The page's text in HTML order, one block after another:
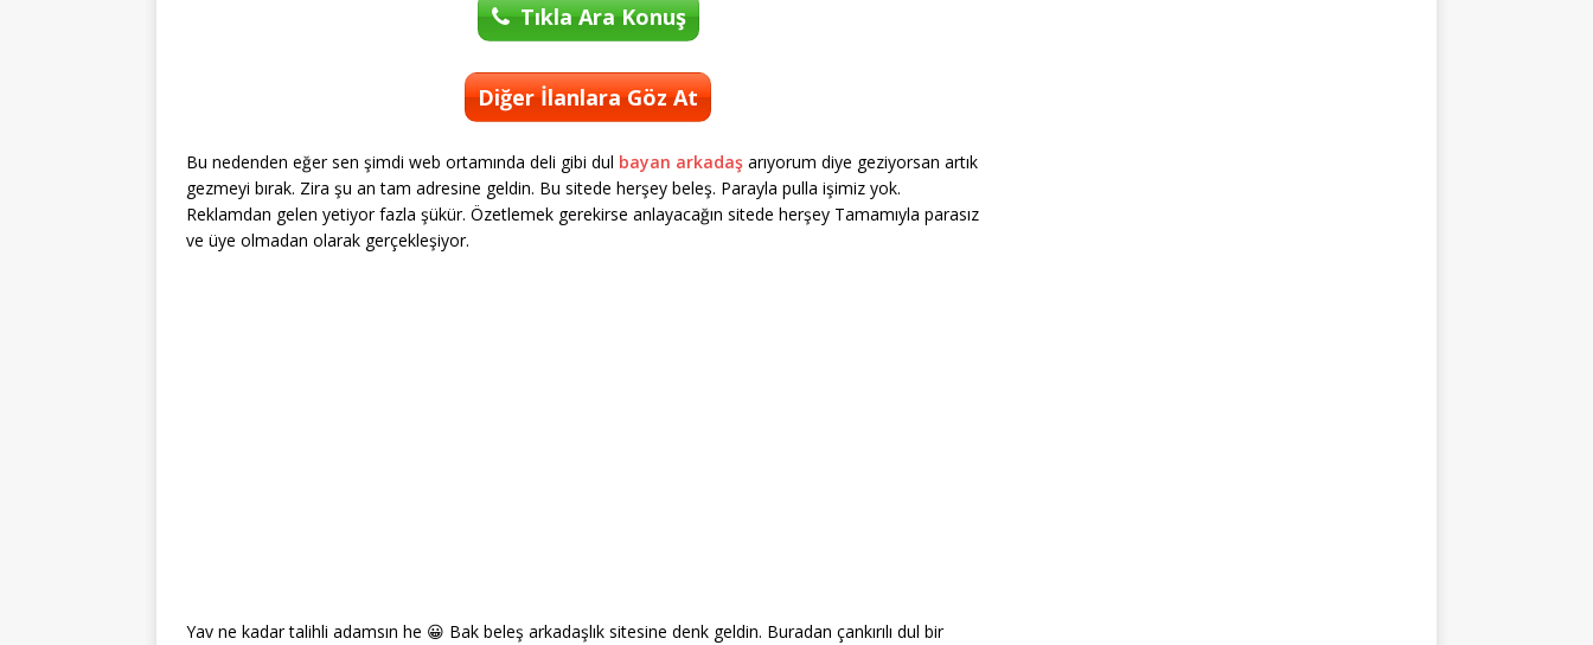
Tıkla Ara Konuş
Diğer İlanlara Göz At
Bu nedenden eğer sen şimdi web ortamında deli gibi dul bayan arkadaş arıyorum diye geziyorsan artık
gezmeyi bırak. Zira şu an tam adresine geldin. Bu sitede herşey beleş. Parayla pulla işimiz yok.
Reklamdan gelen yetiyor fazla şükür. Özetlemek gerekirse anlayacağın sitede herşey Tamamıyla parasız
ve üye olmadan olarak gerçekleşiyor.
Yav ne kadar talihli adamsın he 😀 Bak beleş arkadaşlık sitesine denk geldin. Buradan çankırılı dul bir